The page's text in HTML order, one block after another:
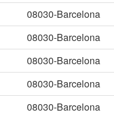
08030-Barcelona
08030-Barcelona
08030-Barcelona
08030-Barcelona
08030-Barcelona